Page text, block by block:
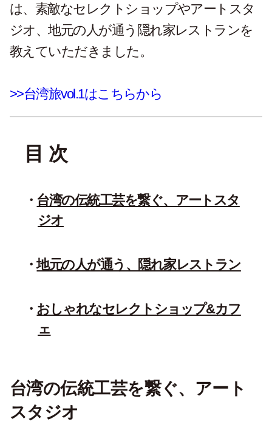
は、素敵なセレクトショップやアートスタ
ジオ、地元の人が通う隠れ家レストランを
教えていただきました。
>>台湾旅vol.1はこちらから
目 次
台湾の伝統工芸を繋ぐ、アートスタ
ジオ
地元の人が通う、隠れ家レストラン
おしゃれなセレクトショップ&カフ
ェ
台湾の伝統工芸を繋ぐ、アート
スタジオ